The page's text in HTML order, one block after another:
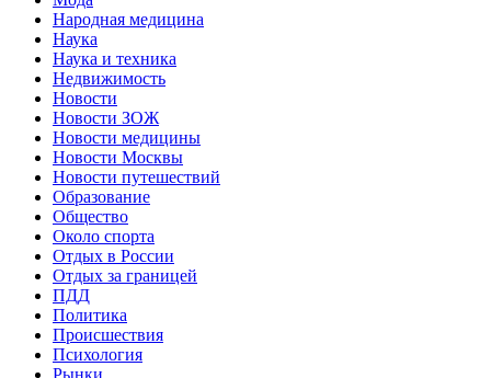
Народная медицина
Наука
Наука и техника
Недвижимость
Новости
Новости ЗОЖ
Новости медицины
Новости Москвы
Новости путешествий
Образование
Общество
Около спорта
Отдых в России
Отдых за границей
ПДД
Политика
Происшествия
Психология
Рынки